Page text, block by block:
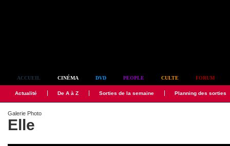
ACCUEIL CINÉMA DVD PEOPLE CULTE FORUM
Actualité De A à Z Sorties de la semaine Planning des sorties
Galerie Photo
Elle